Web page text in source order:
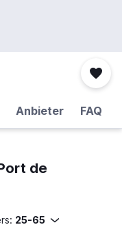
Anbieter FAQ
de
25-65